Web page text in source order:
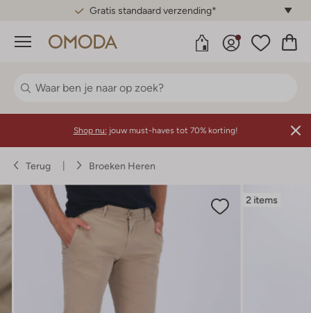
Gratis standaard verzending*
Menu
Shop nu: jouw must-haves tot 70% korting!
Terug Broeken Heren
2 items